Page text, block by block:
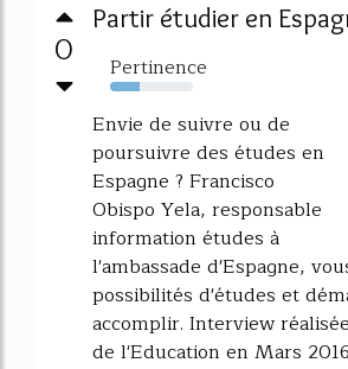
0
Partir étudier en
Pertinence
36%
Envie de suivre ou de
poursuivre des études en
Espagne ? Francisco
Obispo Yela, responsable
information études à
l'ambassade d'Espagne,
possibilités d'études et
accomplir. Interview
de l'Education en Mars 2016